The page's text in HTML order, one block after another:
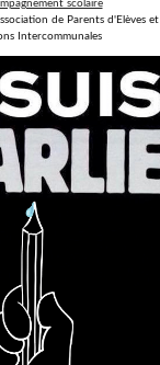
de Parents d'Elèves et
Intercommunales